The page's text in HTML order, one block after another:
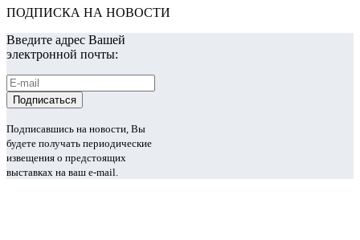
ПОДПИСКА НА НОВОСТИ
Введите адрес Вашей
электронной почты:
Подписавшись на новости, Вы
будете получать периодические
извещения о предстоящих
выставках на ваш e-mail.